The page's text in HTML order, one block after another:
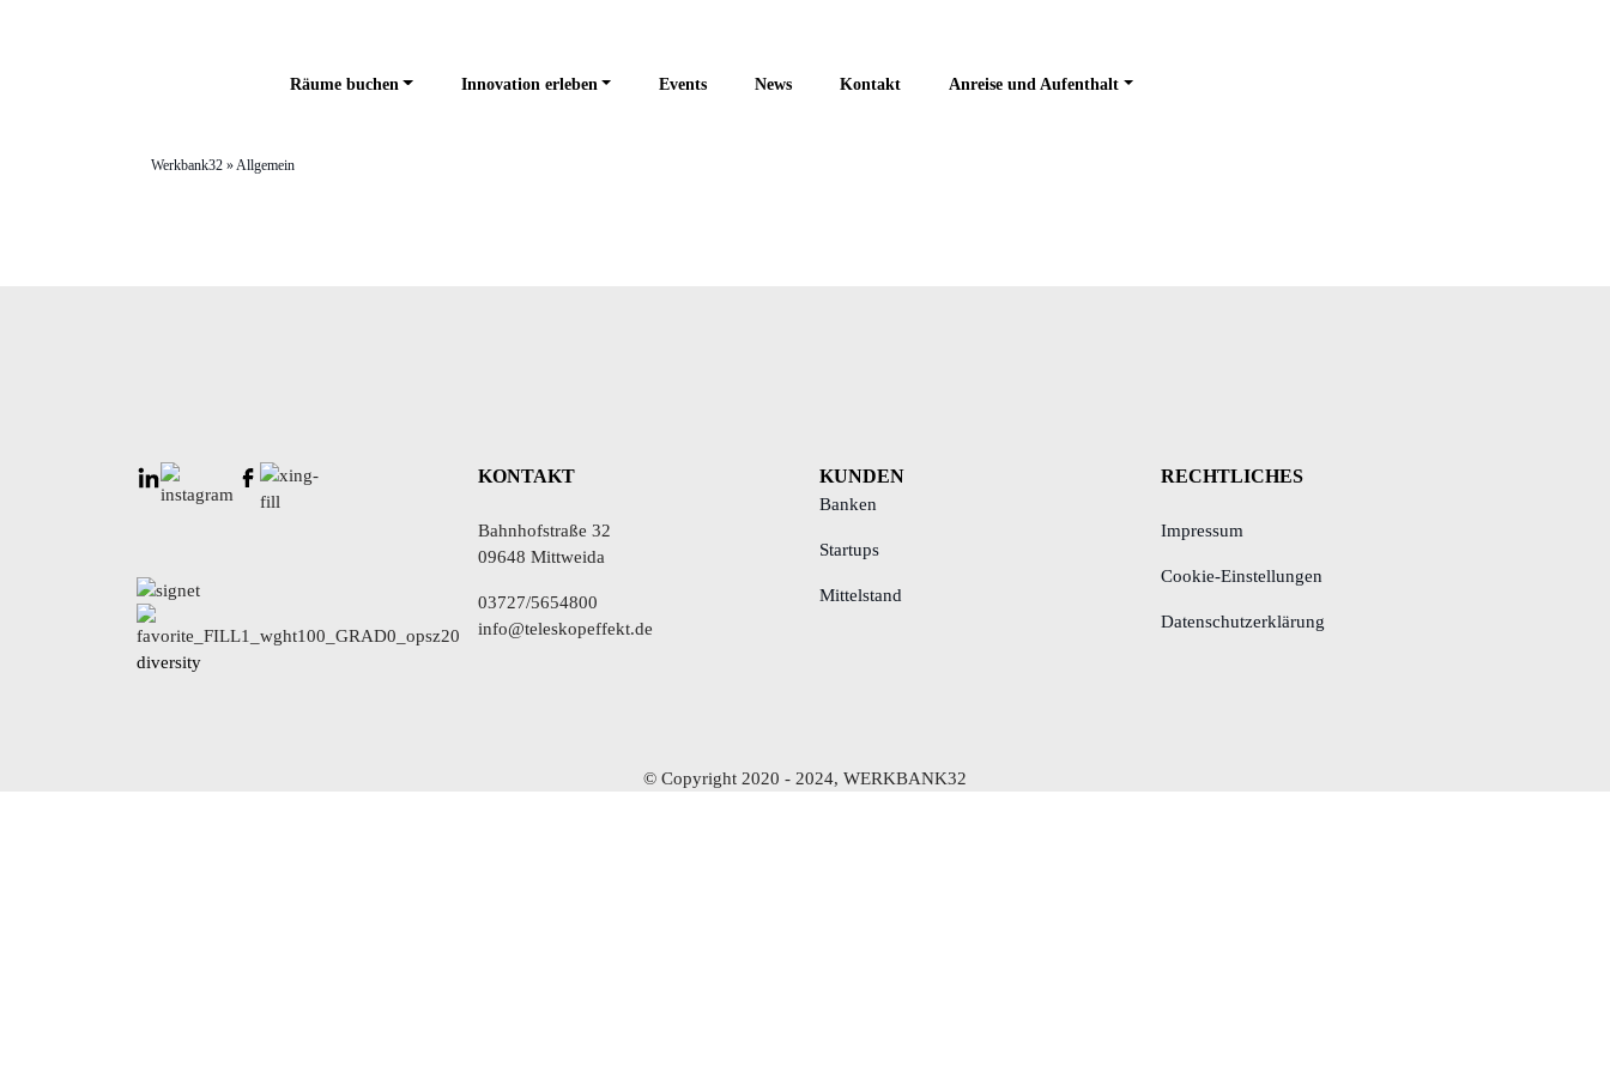
Räume buchen Innovation erleben Events News Kontakt Anreise und Aufenthalt
Werkbank32 »Allgemein
diversity
KONTAKT
Bahnhofstraße 32
09648 Mittweida
03727/5654800
info@teleskopeffekt.de
KUNDEN
Banken
Startups
Mittelstand
RECHTLICHES
Impressum
Cookie-Einstellungen
Datenschutzerklärung
© Copyright 2020 - 2024, WERKBANK32